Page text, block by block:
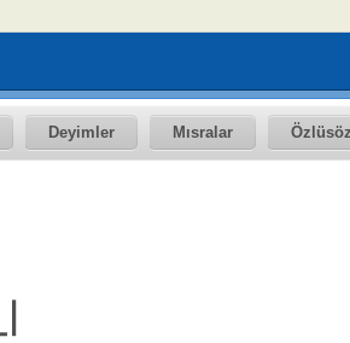
Deyimler Mısralar